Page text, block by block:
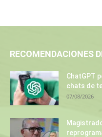
RECOMENDACIONES
ChatGPT
chats de
07/08/2026